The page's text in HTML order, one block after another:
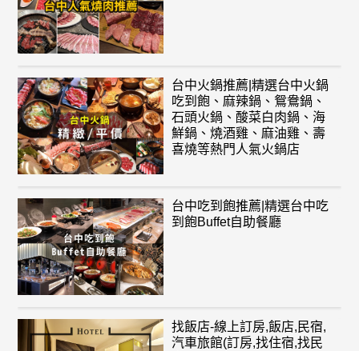
台中火鍋推薦|精選台中火鍋
吃到飽、麻辣鍋、鴛鴦鍋、
石頭火鍋、酸菜白肉鍋、海
鮮鍋、燒酒雞、麻油雞、壽
喜燒等熱門人氣火鍋店
台中吃到飽推薦|精選台中吃
到飽Buffet自助餐廳
找飯店-線上訂房,飯店,民宿,
汽車旅館(訂房,找住宿,找民